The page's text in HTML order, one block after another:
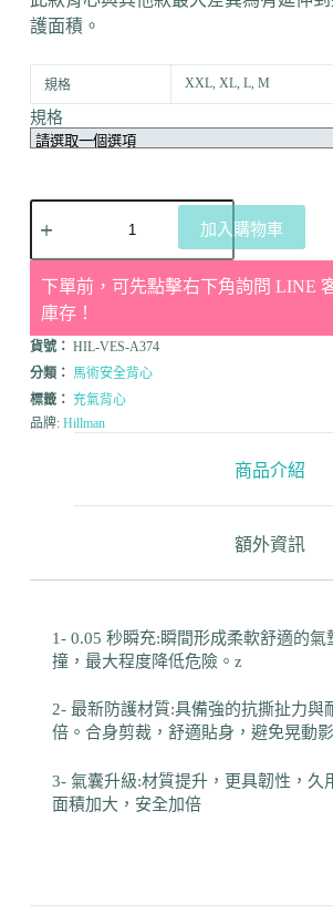
護面積。
規格 XXL, XL, L, M
規格
加入購物車
下單前，可先點擊右下角詢問 LINE
庫存！
貨號： HIL-VES-A374
分類： 馬術安全背心
標籤： 充氣背心
品牌: Hillman
商品介紹
額外資訊
1- 0.05 秒瞬充:瞬間形成柔軟舒適的氣
撞，最大程度降低危險。z
2- 最新防護材質:具備強的抗撕扯力與
倍。合身剪裁，舒適貼身，避免晃動
3- 氣囊升級:材質提升，更具韌性，久
面積加大，安全加倍